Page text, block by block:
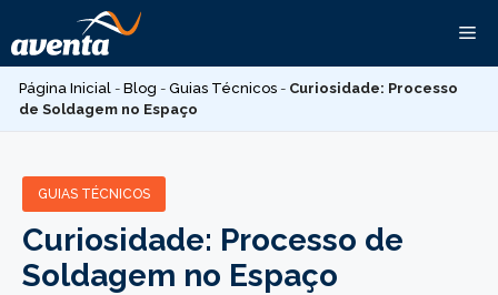
para
o
conteúdo
Página Inicial - Blog - Guias Técnicos - Curiosidade: Processo
de Soldagem no Espaço
GUIAS TÉCNICOS
Curiosidade: Processo de
Soldagem no Espaço